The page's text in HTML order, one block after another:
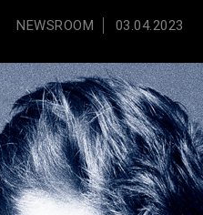
NEWSROOM 03.04.2023